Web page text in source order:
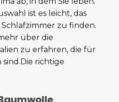
ist es leicht, das
zu finden.
über die
zu erfahren, die für
richtige